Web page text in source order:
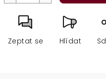
Zeptat se Hlídat